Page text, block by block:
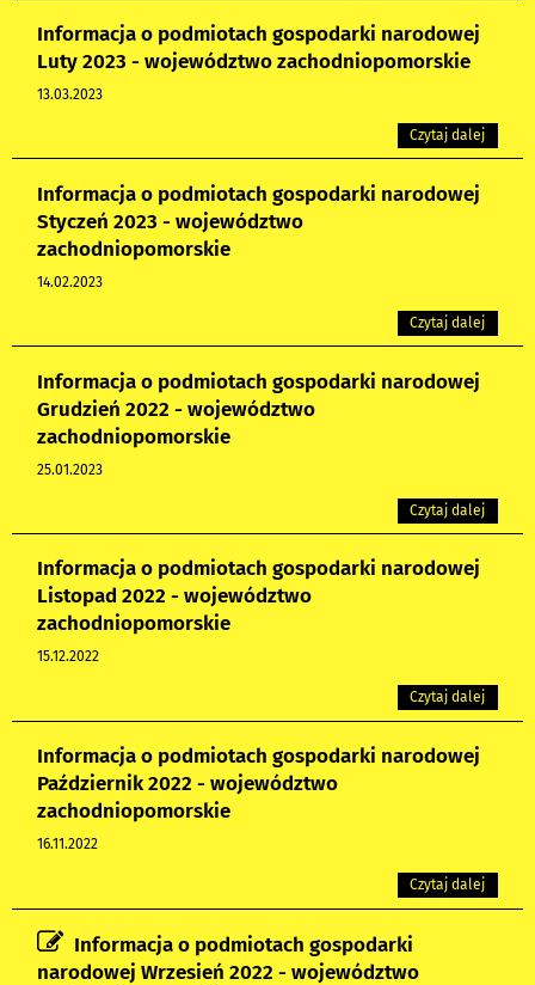
Informacja o podmiotach gospodarki narodowej
Luty 2023 - województwo zachodniopomorskie
13.03.2023
Czytaj dalej
Informacja o podmiotach gospodarki narodowej
Styczeń 2023 - województwo
zachodniopomorskie
14.02.2023
Czytaj dalej
Informacja o podmiotach gospodarki narodowej
Grudzień 2022 - województwo
zachodniopomorskie
25.01.2023
Czytaj dalej
Informacja o podmiotach gospodarki narodowej
Listopad 2022 - województwo
zachodniopomorskie
15.12.2022
Czytaj dalej
Informacja o podmiotach gospodarki narodowej
Październik 2022 - województwo
zachodniopomorskie
16.11.2022
Czytaj dalej
Informacja o podmiotach gospodarki
narodowej Wrzesień 2022 - województwo